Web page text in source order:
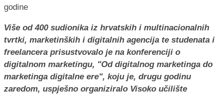
Više od 400 sudionika iz hrvatskih i multinacionalnih
tvrtki, marketinških i digitalnih agencija te studenata i
freelancera prisustvovalo je na konferenciji o
digitalnom marketingu, "Od digitalnog marketinga do
marketinga digitalne ere", koju je, drugu godinu
zaredom, uspješno organiziralo Visoko učilište